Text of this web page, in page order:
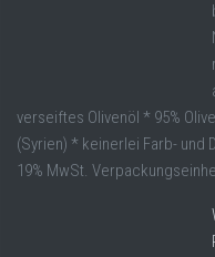
verseiftes Olivenöl * 95%
(Syrien) * keinerlei Farb- und
19% MwSt.